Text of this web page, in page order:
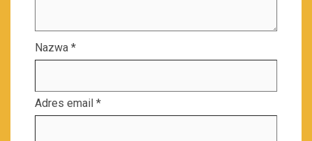
Nazwa *
Adres email *